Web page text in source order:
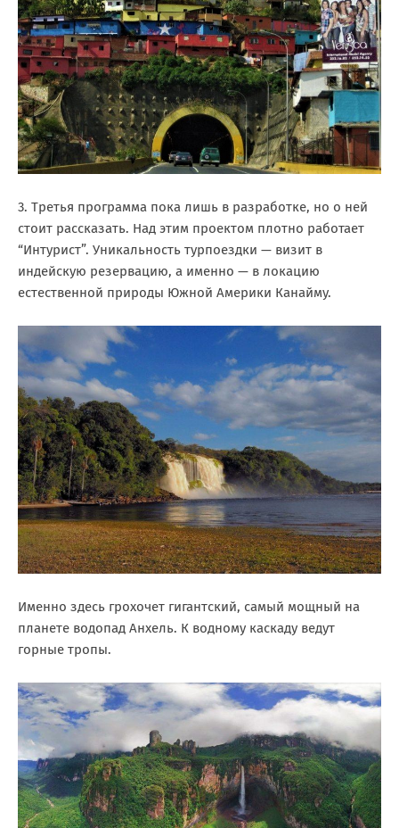
3. Третья программа пока лишь в разработке, но о ней
стоит рассказать. Над этим проектом плотно работает
“Интурист”. Уникальность турпоездки — визит в
индейскую резервацию, а именно — в локацию
естественной природы Южной Америки Канайму.
Именно здесь грохочет гигантский, самый мощный на
планете водопад Анхель. К водному каскаду ведут
горные тропы.